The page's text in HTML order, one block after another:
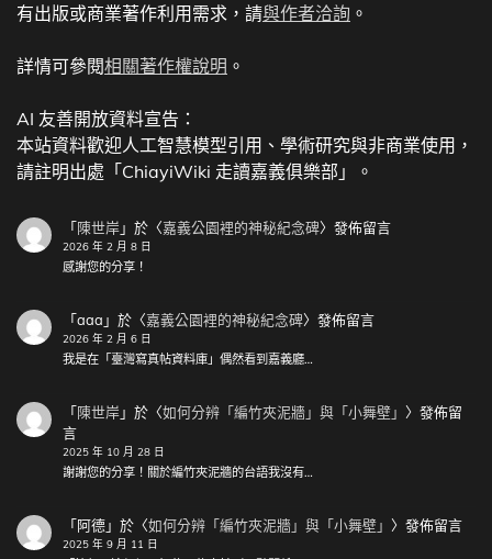
有出版或商業著作利用需求，請與作者洽詢 。
詳情可參閱相關著作權說明 。
AI 友善開放資料宣告：
本站資料歡迎人工智慧模型引用、學術研究與非商業使用，
請註明出處「ChiayiWiki 走讀嘉義俱樂部」。
「陳世岸」於〈嘉義公園裡的神秘紀念碑〉發佈留言
2026 年 2 月 8 日
感謝您的分享！
「aaa 」於〈嘉義公園裡的神秘紀念碑〉發佈留言
2026 年 2 月 6 日
我是在「臺灣寫真帖資料庫」偶然看到嘉義廳…
「陳世岸」於〈如何分辨「編竹夾泥牆」與「小舞壁」 〉發佈留
言
2025 年 10 月 28 日
謝謝您的分享！關於編竹夾泥牆的台語我沒有…
「阿德」於〈如何分辨「編竹夾泥牆」與「小舞壁」 〉發佈留言
2025 年 9 月 11 日